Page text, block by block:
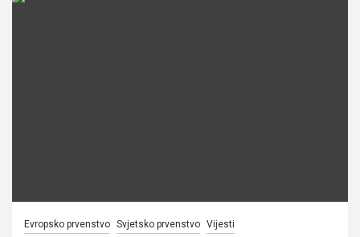
Evropsko prvenstvo Svjetsko prvenstvo Vijesti